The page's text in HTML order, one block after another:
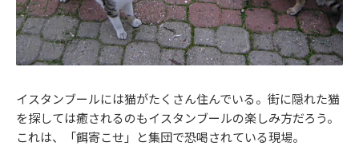
イスタンブールには猫がたくさん住んでいる。街に隠れた猫
を探しては癒されるのもイスタンブールの楽しみ方だろう。
これは、「餌寄こせ」と集団で恐喝されている現場。